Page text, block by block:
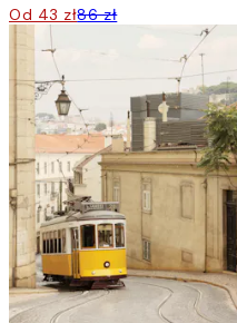
Od 43 zł86 zł